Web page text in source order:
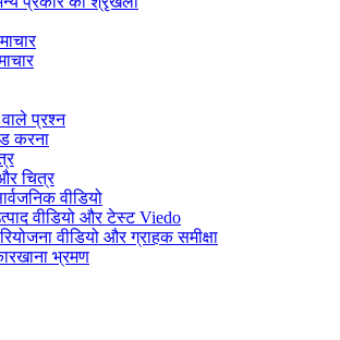
प्रश्न
करना
चित्र
वीडियो
वीडियो और टेस्ट Viedo
वीडियो और ग्राहक समीक्षा
भ्रमण